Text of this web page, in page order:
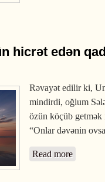
hicrət edən
Rəvayət edilir ki,
mindirdi, oğlum
özün köçüb getmək
“Onlar dəvənin
Read more